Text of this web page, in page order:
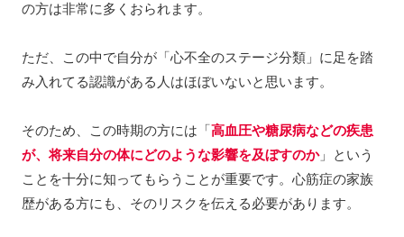
の方は非常に多くおられます。
ただ、この中で自分が「心不全のステージ分類」に足を踏
み入れてる認識がある人はほぼいないと思います。
そのため、この時期の方には「高血圧や糖尿病などの疾患
が、将来自分の体にどのような影響を及ぼすのか」という
ことを十分に知ってもらうことが重要です。心筋症の家族
歴がある方にも、そのリスクを伝える必要があります。